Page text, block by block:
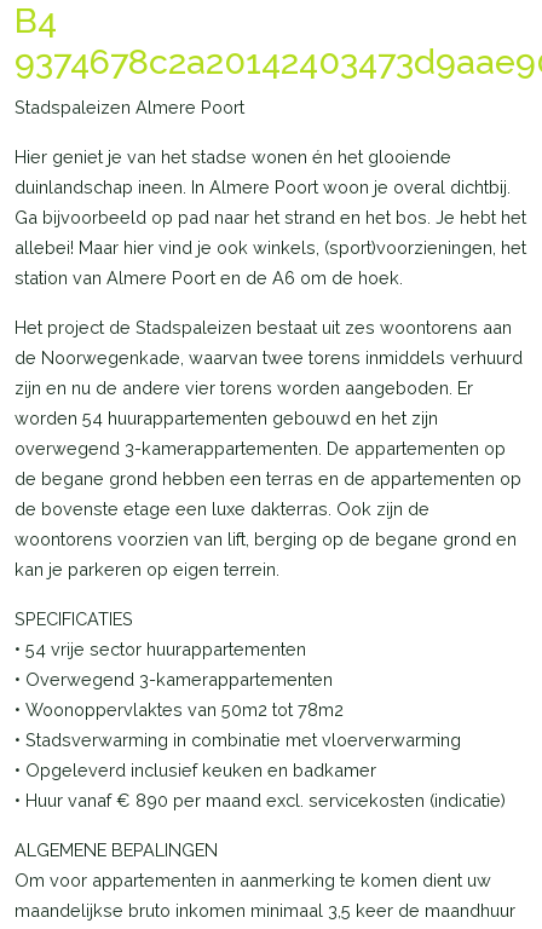
B4
Stadspaleizen Almere Poort
Hier geniet je van het stadse wonen én het glooiende
duinlandschap ineen. In Almere Poort woon je overal dichtbij.
Ga bijvoorbeeld op pad naar het strand en het bos. Je hebt het
allebei! Maar hier vind je ook winkels, (sport)voorzieningen, het
station van Almere Poort en de A6 om de hoek.
Het project de Stadspaleizen bestaat uit zes woontorens aan
de Noorwegenkade, waarvan twee torens inmiddels verhuurd
zijn en nu de andere vier torens worden aangeboden. Er
worden 54 huurappartementen gebouwd en het zijn
overwegend 3-kamerappartementen. De appartementen op
de begane grond hebben een terras en de appartementen op
de bovenste etage een luxe dakterras. Ook zijn de
woontorens voorzien van lift, berging op de begane grond en
kan je parkeren op eigen terrein.
SPECIFICATIES
• 54 vrije sector huurappartementen
• Overwegend 3-kamerappartementen
• Woonoppervlaktes van 50m2 tot 78m2
• Stadsverwarming in combinatie met vloerverwarming
• Opgeleverd inclusief keuken en badkamer
• Huur vanaf € 890 per maand excl. servicekosten (indicatie)
ALGEMENE BEPALINGEN
Om voor appartementen in aanmerking te komen dient uw
maandelijkse bruto inkomen minimaal 3,5 keer de maandhuur